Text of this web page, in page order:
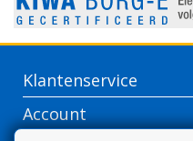
Klantenservice
Account